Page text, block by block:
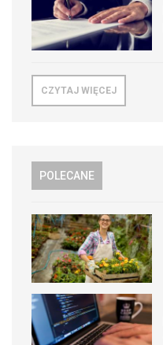
CZYTAJ WIĘCEJ
POLECANE